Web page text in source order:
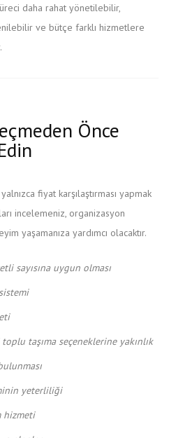
daha rahat yönetilebilir,
ve bütçe farklı hizmetlere
Önce
fiyat karşılaştırması yapmak
incelemeniz, organizasyon
yaşamanıza yardımcı olacaktır.
sayısına uygun olması
taşıma seçeneklerine yakınlık
yeterliliği
hizmeti